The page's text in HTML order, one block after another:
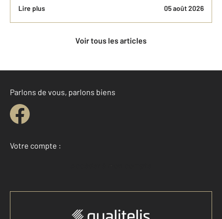
Lire plus 05 août 2026
Voir tous les articles
Parlons de vous, parlons biens
Votre compte :
Accéder à mon compte